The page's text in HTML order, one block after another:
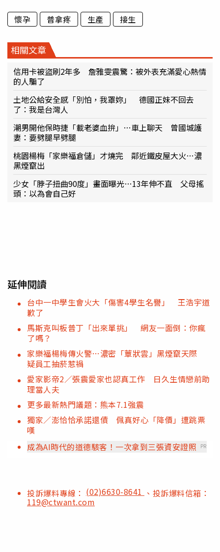
懷孕 普拿疼 生產 接生
相關文章
信用卡被盜刷2年多 詹雅雯震驚：被外表充滿愛心熱情
的人騙了
土地公給安全感「別怕，我罩妳」 德國正妹不回去
了：我是台灣人
潮男開他保時捷「載老婆血拚」…車上聊天 曾國城護
妻：要劈腿早劈腿
桃園楊梅「家樂福倉儲」才燒完 鄰近鐵皮屋大火…濃
黑煙竄出
少女「脖子扭曲90度」畫面曝光…13年伸不直 父母搖
頭：以為會自己好
延伸閱讀
台中一中學生會火大「傷害4學生名譽」 王浩宇道
歉了
馬斯克叫板普丁「出來單挑」 網友一面倒：你瘋
了嗎？
家樂福楊梅傳火警…濃密「蕈狀雲」黑煙竄天際
疑員工抽菸惹禍
愛家影帝2／張震愛家也認真工作 日久生情戀前助
理當人夫
更多最新熱門議題：熊本7.1強震
獨家／澎恰恰承諾還債 佩真好心「降價」遭跳票
嘆
成為AI時代的道德駭客！一次拿到三張資安證照
PR
投訴爆料專線： (02)6630-8641 、投訴爆料信箱：
119@ctwant.com